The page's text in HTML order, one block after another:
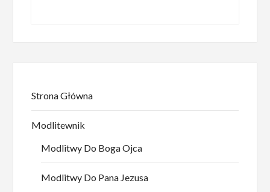
Strona Główna
Modlitewnik
Modlitwy Do Boga Ojca
Modlitwy Do Pana Jezusa